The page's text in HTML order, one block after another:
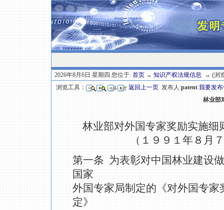
2026年8月6日 星期四 您位于: 首页 → 知识产权法规信息 → (浏
浏览工具：
返回上一页 发布人:patent 我要发
林业部
林业部对外国专家奖励实施细
（１９９１年８月７日
第一条 为表彰对中国林业建设
国家
外国专家局制定的《对外国专家
定》